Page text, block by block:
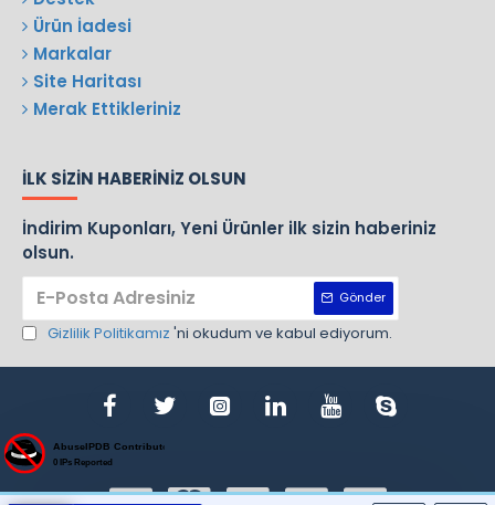
Ürün İadesi
Markalar
Site Haritası
Merak Ettikleriniz
İLK SIZIN HABERINIZ OLSUN
İndirim Kuponları, Yeni Ürünler ilk sizin haberiniz
olsun.
Gönder
Gizlilik Politikamız 'ni okudum ve kabul ediyorum.